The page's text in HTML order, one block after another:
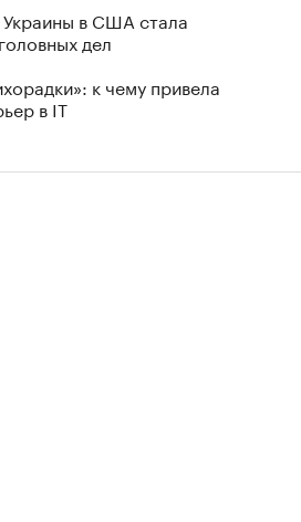
в США стала
дел
к чему привела
в IT